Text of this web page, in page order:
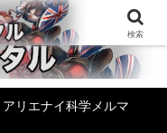
アリエナイ科学メルマ
検索